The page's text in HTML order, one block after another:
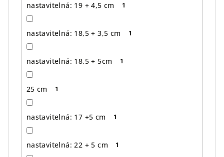
nastavitelná: 19 + 4,5 cm 1
nastavitelná: 18,5 + 3,5 cm 1
nastavitelná: 18,5 + 5cm 1
25 cm 1
nastavitelná: 17 +5 cm 1
nastavitelná: 22 + 5 cm 1